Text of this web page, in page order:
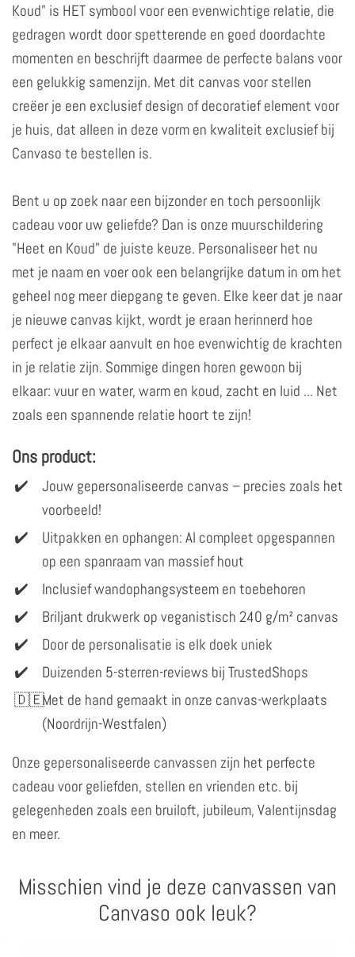
Koud" is HET symbool voor een evenwichtige relatie, die
gedragen wordt door spetterende en goed doordachte
momenten en beschrijft daarmee de perfecte balans voor
een gelukkig samenzijn. Met dit canvas voor stellen
creëer je een exclusief design of decoratief element voor
je huis, dat alleen in deze vorm en kwaliteit exclusief bij
Canvaso te bestellen is.
Bent u op zoek naar een bijzonder en toch persoonlijk
cadeau voor uw geliefde? Dan is onze muurschildering
"Heet en Koud" de juiste keuze. Personaliseer het nu
met je naam en voer ook een belangrijke datum in om het
geheel nog meer diepgang te geven. Elke keer dat je naar
je nieuwe canvas kijkt, wordt je eraan herinnerd hoe
perfect je elkaar aanvult en hoe evenwichtig de krachten
in je relatie zijn. Sommige dingen horen gewoon bij
elkaar: vuur en water, warm en koud, zacht en luid ... Net
zoals een spannende relatie hoort te zijn!
Ons product:
Jouw gepersonaliseerde canvas – precies zoals het
voorbeeld!
Uitpakken en ophangen: Al compleet opgespannen
op een spanraam van massief hout
Inclusief wandophangsysteem en toebehoren
Briljant drukwerk op veganistisch 240 g/m² canvas
Door de personalisatie is elk doek uniek
Duizenden 5-sterren-reviews bij TrustedShops
Met de hand gemaakt in onze canvas-werkplaats
(Noordrijn-Westfalen)
Onze gepersonaliseerde canvassen zijn het perfecte
cadeau voor geliefden, stellen en vrienden etc. bij
gelegenheden zoals een bruiloft, jubileum, Valentijnsdag
en meer.
Misschien vind je deze canvassen van
Canvaso ook leuk?